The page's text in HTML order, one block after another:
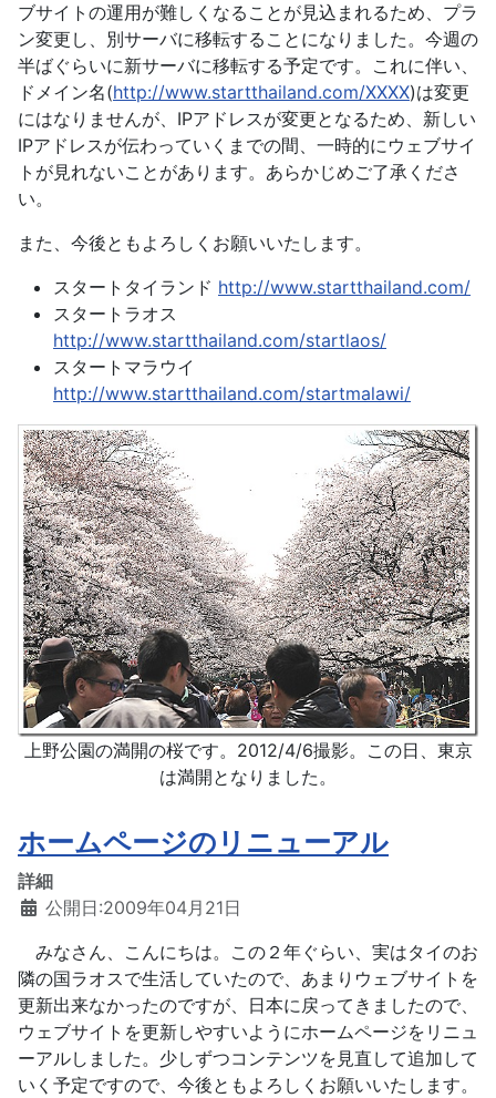
ブサイトの運用が難しくなることが見込まれるため、プラ
ン変更し、別サーバに移転することになりました。今週の
半ばぐらいに新サーバに移転する予定です。これに伴い、
ドメイン名(http://www.startthailand.com/XXXX)は変更
にはなりませんが、IPアドレスが変更となるため、新しい
IPアドレスが伝わっていくまでの間、一時的にウェブサイ
トが見れないことがあります。あらかじめご了承くださ
い。
また、今後ともよろしくお願いいたします。
スタートタイランド http://www.startthailand.com/
スタートラオス
http://www.startthailand.com/startlaos/
スタートマラウイ
http://www.startthailand.com/startmalawi/
上野公園の満開の桜です。2012/4/6撮影。この日、東京
は満開となりました。
ホームページのリニューアル
詳細
公開日:2009年04月21日
みなさん、こんにちは。この２年ぐらい、実はタイのお
隣の国ラオスで生活していたので、あまりウェブサイトを
更新出来なかったのですが、日本に戻ってきましたので、
ウェブサイトを更新しやすいようにホームページをリニュ
ーアルしました。少しずつコンテンツを見直して追加して
いく予定ですので、今後ともよろしくお願いいたします。